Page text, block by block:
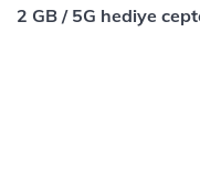
2 GB / 5G hediye